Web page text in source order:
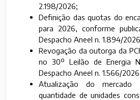
2.198/2026;
Definição das quotas do
para 2026, conforme
Despacho Aneel n. 1.894/
Revogação da outorga da
no 30º Leilão de Energia
Despacho Aneel n. 1.566/
Atualização do
quantidade de unidades